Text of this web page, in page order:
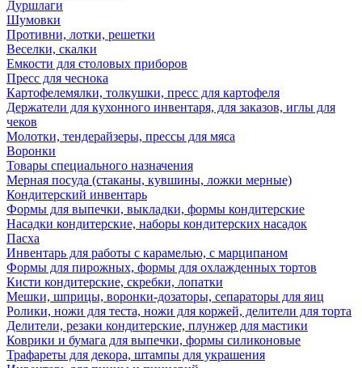
Дуршлаги
Шумовки
Противни, лотки, решетки
Веселки, скалки
Емкости для столовых приборов
Пресс для чеснока
Картофелемялки, толкушки, пресс для картофеля
Держатели для кухонного инвентаря, для заказов, иглы для
чеков
Молотки, тендерайзеры, прессы для мяса
Воронки
Товары специального назначения
Мерная посуда (стаканы, кувшины, ложки мерные)
Кондитерский инвентарь
Формы для выпечки, выкладки, формы кондитерские
Насадки кондитерские, наборы кондитерских насадок
Пасха
Инвентарь для работы с карамелью, с марципаном
Формы для пирожных, формы для охлажденных тортов
Кисти кондитерские, скребки, лопатки
Мешки, шприцы, воронки-дозаторы, сепараторы для яиц
Ролики, ножи для теста, ножи для коржей, делители для торта
Делители, резаки кондитерские, плунжер для мастики
Коврики и бумага для выпечки, формы силиконовые
Трафареты для декора, штампы для украшения